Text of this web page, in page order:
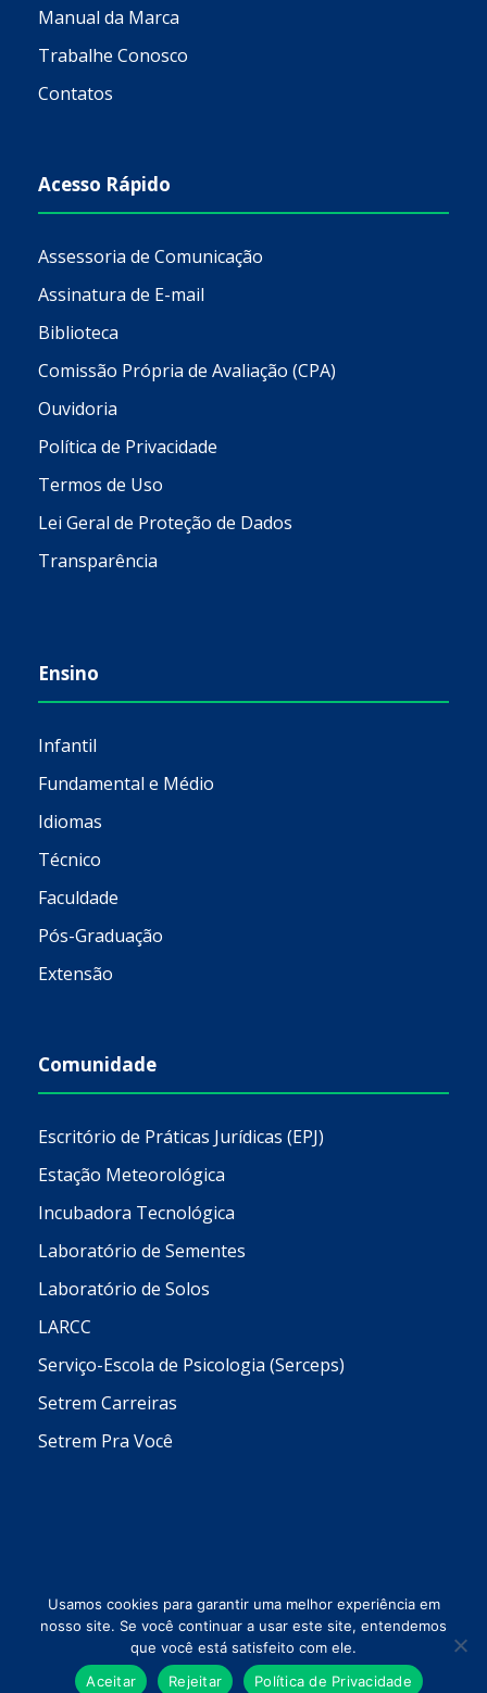
Manual da Marca
Trabalhe Conosco
Contatos
Acesso Rápido
Assessoria de Comunicação
Assinatura de E-mail
Biblioteca
Comissão Própria de Avaliação (CPA)
Ouvidoria
Política de Privacidade
Termos de Uso
Lei Geral de Proteção de Dados
Transparência
Ensino
Infantil
Fundamental e Médio
Idiomas
Técnico
Faculdade
Pós-Graduação
Extensão
Comunidade
Escritório de Práticas Jurídicas (EPJ)
Estação Meteorológica
Incubadora Tecnológica
Laboratório de Sementes
Laboratório de Solos
LARCC
Serviço-Escola de Psicologia (Serceps)
Setrem Carreiras
Setrem Pra Você
Todos os direitos reservados © 2026 Setrem
Usamos cookies para garantir uma melhor experiência em
nosso site. Se você continuar a usar este site, entendemos
que você está satisfeito com ele.
Aceitar
Rejeitar Política de Privacidade